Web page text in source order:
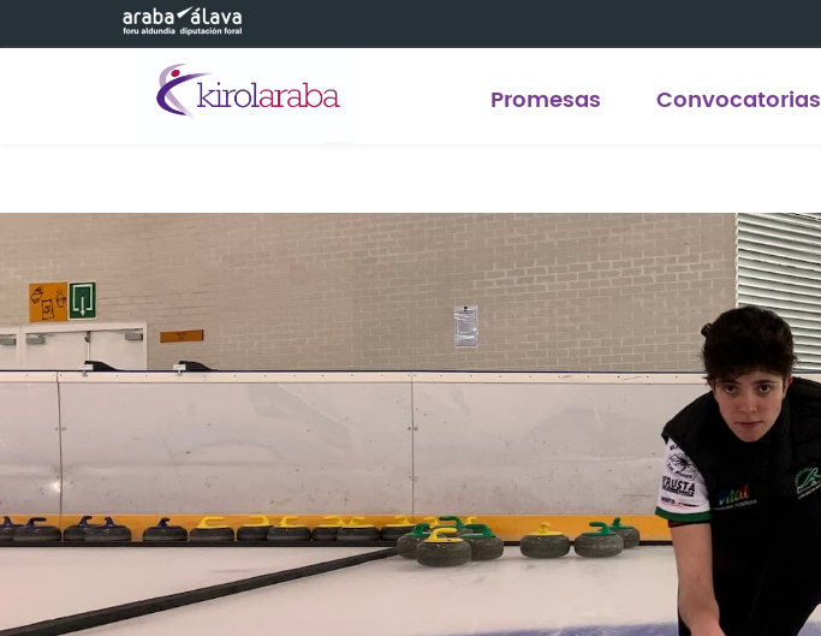
Saltar al contenido principal
Promesas Convocatorias